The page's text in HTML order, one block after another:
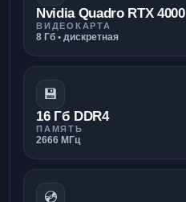
Nvidia Quadro RTX 4000
ВИДЕОКАРТА
8 Гб • дискретная
💾
16 Гб DDR4
ПАМЯТЬ
2666 МГц
💿